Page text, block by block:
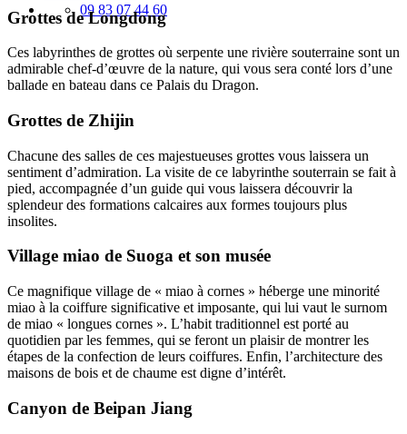
09 83 07 44 60
Grottes de Longdong
Ces labyrinthes de grottes où serpente une rivière souterraine sont un
admirable chef-d’œuvre de la nature, qui vous sera conté lors d’une
ballade en bateau dans ce Palais du Dragon.
Grottes de Zhijin
Chacune des salles de ces majestueuses grottes vous laissera un
sentiment d’admiration. La visite de ce labyrinthe souterrain se fait à
pied, accompagnée d’un guide qui vous laissera découvrir la
splendeur des formations calcaires aux formes toujours plus
insolites.
Village miao de Suoga et son musée
Ce magnifique village de « miao à cornes » héberge une minorité
miao à la coiffure significative et imposante, qui lui vaut le surnom
de miao « longues cornes ». L’habit traditionnel est porté au
quotidien par les femmes, qui se feront un plaisir de montrer les
étapes de la confection de leurs coiffures. Enfin, l’architecture des
maisons de bois et de chaume est digne d’intérêt.
Canyon de Beipan Jiang